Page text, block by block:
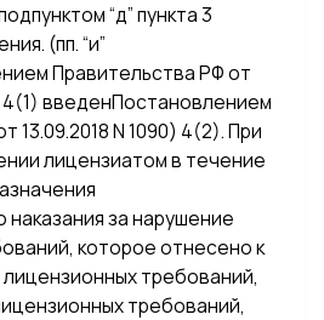
“д” пункта 3
(пп. “и”
Правительства РФ от
4(1) введенПостановлением
13.09.2018 N 1090) 4(2). При
лицензиатом в течение
за нарушение
которое отнесено к
требований,
требований,